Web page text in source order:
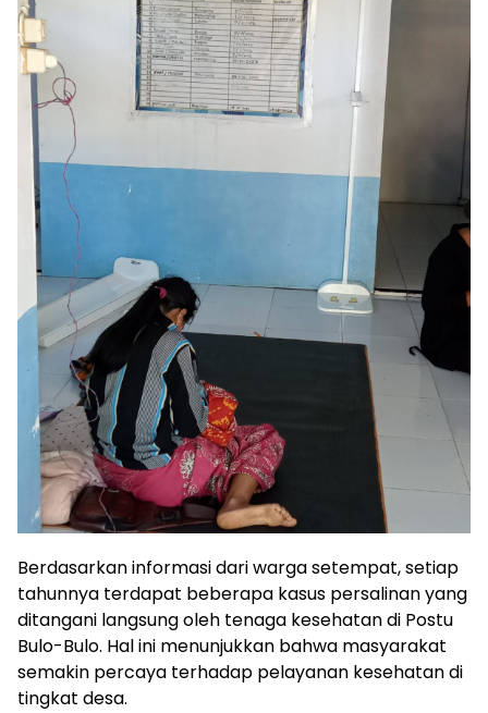
Berdasarkan informasi dari warga setempat, setiap
tahunnya terdapat beberapa kasus persalinan yang
ditangani langsung oleh tenaga kesehatan di Postu
Bulo-Bulo. Hal ini menunjukkan bahwa masyarakat
semakin percaya terhadap pelayanan kesehatan di
tingkat desa.